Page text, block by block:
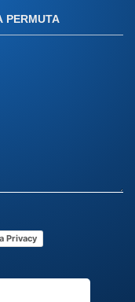
il
per
PERMUTA
Privacy